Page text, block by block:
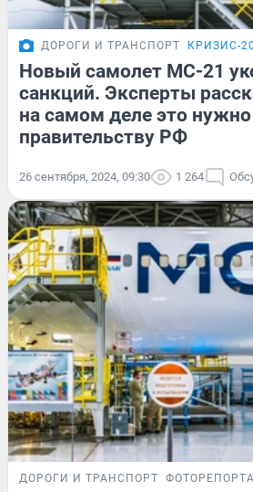
ДОРОГИ И ТРАНСПОРТ КРИЗИС-
Новый самолет МС-21
санкций. Эксперты
на самом деле это нужно
правительству РФ
26 сентября, 2024, 09:30 1 264
ДОРОГИ И ТРАНСПОРТ